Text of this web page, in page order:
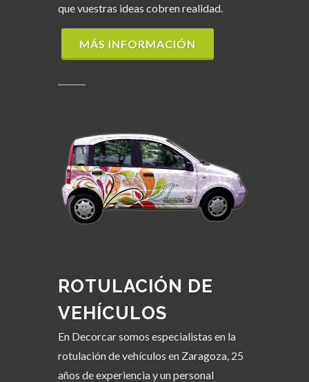
que vuestras ideas cobren realidad.
MÁS INFORMACIÓN
ROTULACIÓN DE
VEHÍCULOS
En Decorcar somos especialistas en la
rotulación de vehículos en Zaragoza, 25
años de experiencia y un personal